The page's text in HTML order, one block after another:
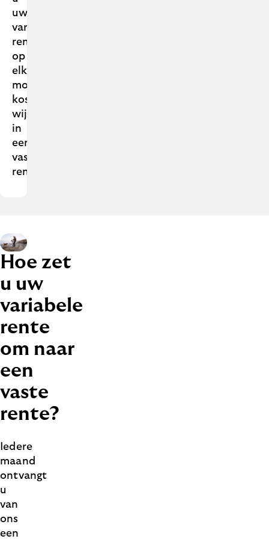
uw
variabele
rente
op
elk
moment
kosteloos
wijzigen
in
een
vaste
rente.
Hoe zet
u uw
variabele
rente
om naar
een
vaste
rente?
Iedere
maand
ontvangt
u
van
ons
een